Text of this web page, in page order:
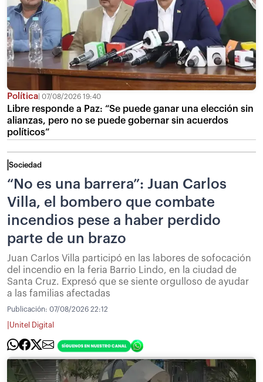
Política 07/08/2026 19:40
Libre responde a Paz: “Se puede ganar una elección sin
alianzas, pero no se puede gobernar sin acuerdos
políticos”
Sociedad
“No es una barrera”: Juan Carlos
Villa, el bombero que combate
incendios pese a haber perdido
parte de un brazo
Juan Carlos Villa participó en las labores de sofocación
del incendio en la feria Barrio Lindo, en la ciudad de
Santa Cruz. Expresó que se siente orgulloso de ayudar
a las familias afectadas
Publicación: 07/08/2026 22:12
Unitel Digital